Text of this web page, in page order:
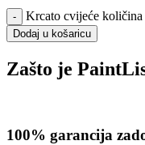
Krcato cvijeće količina
Dodaj u košaricu
Zašto je
100% garancija